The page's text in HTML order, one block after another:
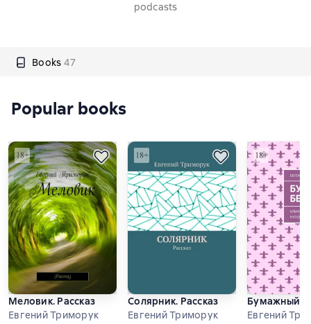
podcasts
Books 47
Popular books
Меловик. Рассказ
Евгений Триморук
Солярник. Рассказ
Евгений Триморук
Бумажный
Евгений